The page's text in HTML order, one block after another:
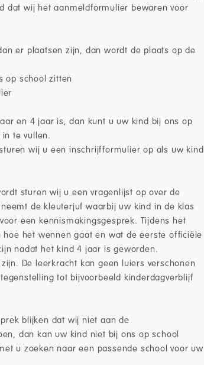
dat wij het aanmeldformulier bewaren voor
er plaatsen zijn, dan wordt de plaats op de
op school zitten
en 4 jaar is, dan kunt u uw kind bij ons op
te vullen.
wij u een inschrijfformulier op als uw kind
sturen wij u een vragenlijst op over de
de kleuterjuf waarbij uw kind in de klas
een kennismakingsgesprek. Tijdens het
het wennen gaat en wat de eerste officiële
nadat het kind 4 jaar is geworden.
De leerkracht kan geen luiers verschonen
tot bijvoorbeeld kinderdagverblijf
blijken dat wij niet aan de
dan kan uw kind niet bij ons op school
u zoeken naar een passende school voor uw